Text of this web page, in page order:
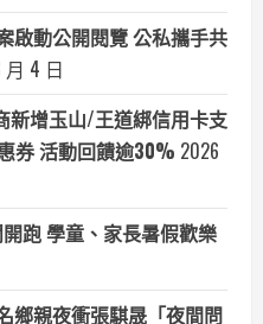
啟動公開閱覽 公私攜手共
月 4 日
新增玉山/王道綁信用卡支
券 活動回饋逾30% 2026
跑 學童、家長暑假歡樂
鄉親夜衝張騏晟「夜間問